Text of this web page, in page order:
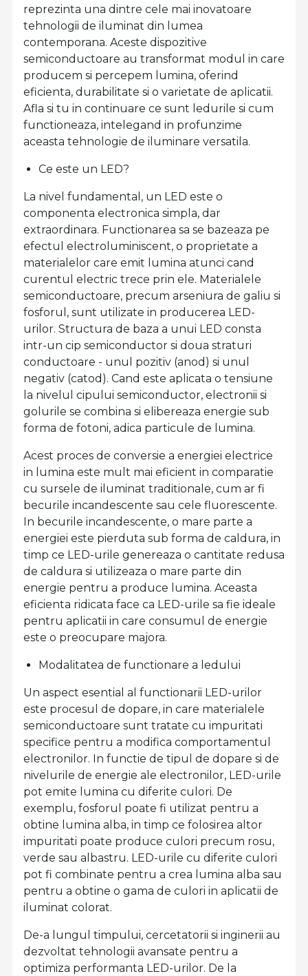
reprezinta una dintre cele mai inovatoare
tehnologii de iluminat din lumea
contemporana. Aceste dispozitive
semiconductoare au transformat modul in care
producem si percepem lumina, oferind
eficienta, durabilitate si o varietate de aplicatii.
Afla si tu in continuare ce sunt ledurile si cum
functioneaza, intelegand in profunzime
aceasta tehnologie de iluminare versatila.
Ce este un LED?
La nivel fundamental, un LED este o
componenta electronica simpla, dar
extraordinara. Functionarea sa se bazeaza pe
efectul electroluminiscent, o proprietate a
materialelor care emit lumina atunci cand
curentul electric trece prin ele. Materialele
semiconductoare, precum arseniura de galiu si
fosforul, sunt utilizate in producerea LED-
urilor. Structura de baza a unui LED consta
intr-un cip semiconductor si doua straturi
conductoare - unul pozitiv (anod) si unul
negativ (catod). Cand este aplicata o tensiune
la nivelul cipului semiconductor, electronii si
golurile se combina si elibereaza energie sub
forma de fotoni, adica particule de lumina.
Acest proces de conversie a energiei electrice
in lumina este mult mai eficient in comparatie
cu sursele de iluminat traditionale, cum ar fi
becurile incandescente sau cele fluorescente.
In becurile incandescente, o mare parte a
energiei este pierduta sub forma de caldura, in
timp ce LED-urile genereaza o cantitate redusa
de caldura si utilizeaza o mare parte din
energie pentru a produce lumina. Aceasta
eficienta ridicata face ca LED-urile sa fie ideale
pentru aplicatii in care consumul de energie
este o preocupare majora.
Modalitatea de functionare a ledului
Un aspect esential al functionarii LED-urilor
este procesul de dopare, in care materialele
semiconductoare sunt tratate cu impuritati
specifice pentru a modifica comportamentul
electronilor. In functie de tipul de dopare si de
nivelurile de energie ale electronilor, LED-urile
pot emite lumina cu diferite culori. De
exemplu, fosforul poate fi utilizat pentru a
obtine lumina alba, in timp ce folosirea altor
impuritati poate produce culori precum rosu,
verde sau albastru. LED-urile cu diferite culori
pot fi combinate pentru a crea lumina alba sau
pentru a obtine o gama de culori in aplicatii de
iluminat colorat.
De-a lungul timpului, cercetatorii si inginerii au
dezvoltat tehnologii avansate pentru a
optimiza performanta LED-urilor. De la